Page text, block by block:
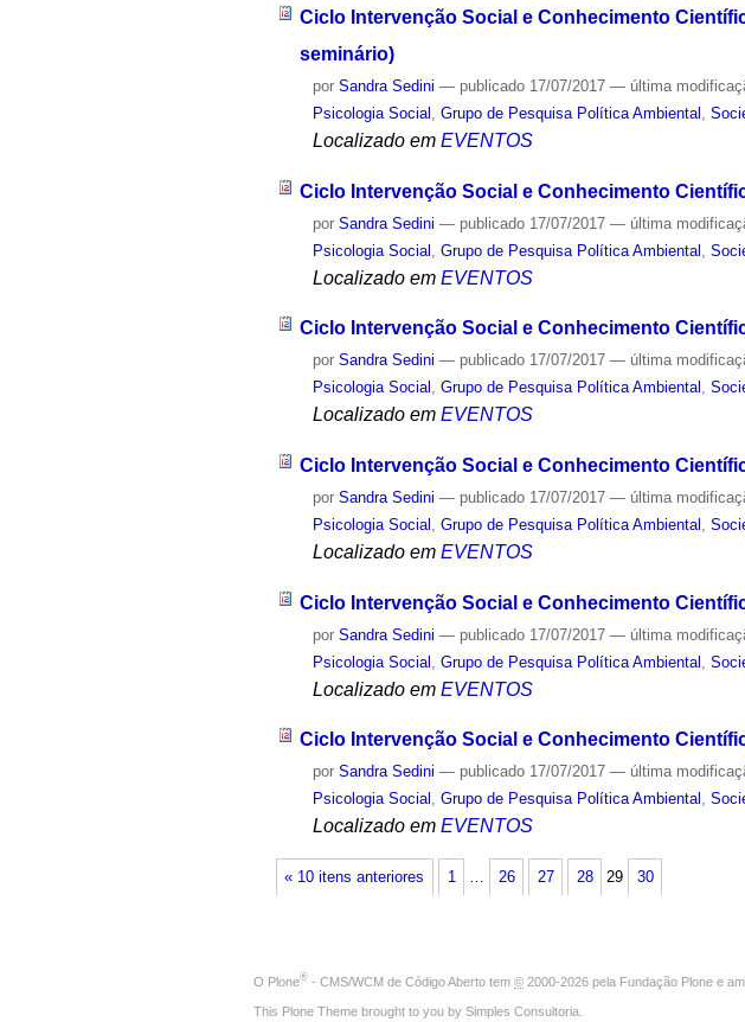
Ciclo Intervenção Social e Conhecimento
seminário)
porSandra Sedini — publicado 17/07/2017— última
Psicologia Social
,Grupo de Pesquisa Política Ambiental ,
Localizado em EVENTOS
Ciclo Intervenção Social e Conhecimento
porSandra Sedini — publicado 17/07/2017— última
Psicologia Social ,Grupo de Pesquisa Política Ambiental ,
Localizado em EVENTOS
Ciclo Intervenção Social e Conhecimento
porSandra Sedini — publicado 17/07/2017— última
Psicologia Social ,Grupo de Pesquisa Política Ambiental ,
Localizado em EVENTOS
Ciclo Intervenção Social e Conhecimento
porSandra Sedini — publicado 17/07/2017— última
Psicologia Social
,Grupo de Pesquisa Política Ambiental ,
Localizado em EVENTOS
Ciclo Intervenção Social e Conhecimento
porSandra Sedini — publicado 17/07/2017— última
Psicologia Social ,Grupo de Pesquisa Política Ambiental ,
Localizado em EVENTOS
Ciclo Intervenção Social e Conhecimento
porSandra Sedini — publicado 17/07/2017— última
Psicologia Social ,Grupo de Pesquisa Política Ambiental ,
Localizado em EVENTOS
« 10 itens anteriores 1 26 27 28 29 30
O Plone® - CMS/WCM de Código Aberto tem © 2000-2026 pela Fundação Plone e
This Plone Theme brought to you by Simples Consultoria